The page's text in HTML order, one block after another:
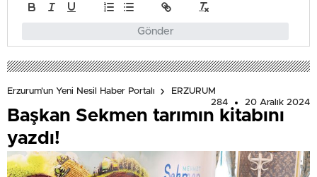
Gönder
Erzurum'un Yeni Nesil Haber Portalı
ERZURUM
284
20 Aralık 2024
Başkan Sekmen tarımın kitabını
yazdı!